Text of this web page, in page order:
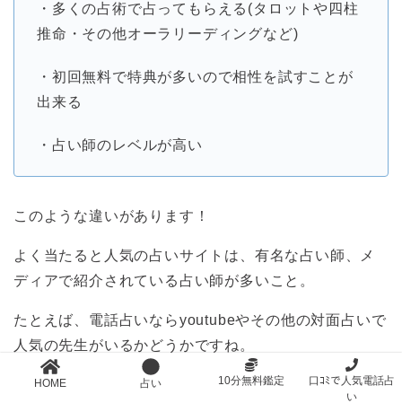
・多くの占術で占ってもらえる(タロットや四柱
推命・その他オーラリーディングなど)
・初回無料で特典が多いので相性を試すことが
出来る
・占い師のレベルが高い
このような違いがあります！
よく当たると人気の占いサイトは、有名な占い師、メ
ディアで紹介されている占い師が多いこと。
たとえば、電話占いならyoutubeやその他の対面占いで
人気の先生がいるかどうかですね。
LINE占いの場合も、王隠堂麗士先生といった人気の先
HOME 占い 10分無料鑑定
口ｺﾐで人気電話占
い